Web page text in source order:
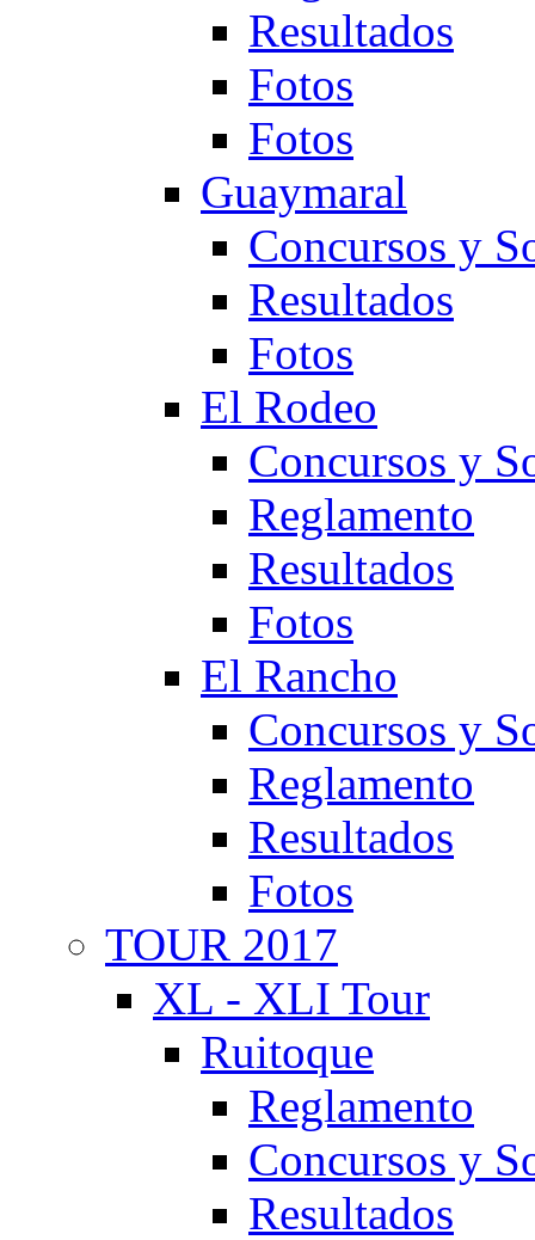
Resultados
Fotos
Fotos
Guaymaral
Concursos y
Resultados
Fotos
El Rodeo
Concursos y
Reglamento
Resultados
Fotos
El Rancho
Concursos y
Reglamento
Resultados
Fotos
TOUR 2017
XL - XLI Tour
Ruitoque
Reglamento
Concursos y
Resultados